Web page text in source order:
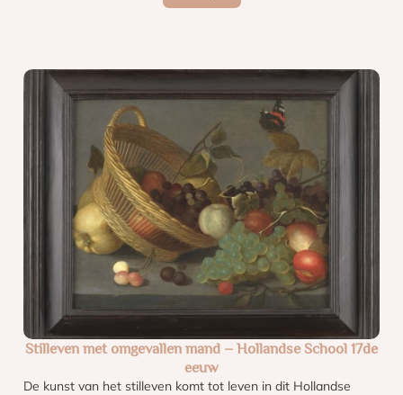
Stilleven met omgevallen mand – Hollandse School 17de
eeuw
De kunst van het stilleven komt tot leven in dit Hollandse